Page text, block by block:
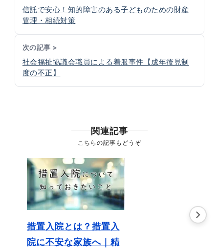
信託で安心！知的障害のある子どものための財産
管理・相続対策
次の記事 >
社会福祉協議会職員による着服事件【成年後見制
度の不正】
関連記事
こちらの記事もどうぞ
措置入院とは？措置入
院に不安な家族へ｜精